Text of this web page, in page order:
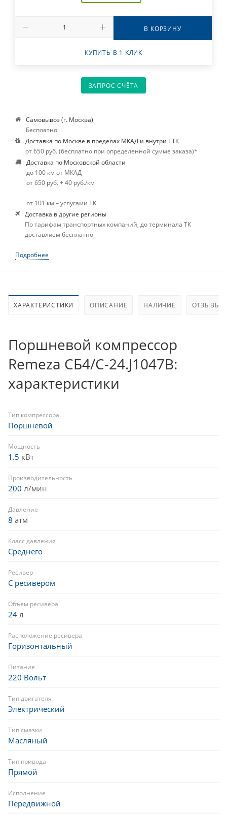
В КОРЗИНУ
КУПИТЬ В 1 КЛИК
ЗАПРОС СЧЁТА
Самовывоз (г. Москва)
Бесплатно
Доставка по Москве в пределах МКАД и внутри ТТК
от 650 руб. (бесплатно при определенной сумме заказа)*
Доставка по Московской области
до 100 км от МКАД -
от 650 руб. + 40 руб./км
от 101 км – услугами ТК
Доставка в другие регионы
По тарифам транспортных компаний, до терминала ТК
доставляем бесплатно
Подробнее
ХАРАКТЕРИСТИКИ ОПИСАНИЕ НАЛИЧИЕ ОТЗЫВЫ
Поршневой компрессор
Remeza СБ4/С-24.J1047B:
характеристики
Тип компрессора
Поршневой
Мощность
1.5 кВт
Производительность
200 л/мин
Давление
8 атм
Класс давления
Среднего
Ресивер
С ресивером
Объем ресивера
24 л
Расположение ресивера
Горизонтальный
Питание
220 Вольт
Тип двигателя
Электрический
Тип смазки
Масляный
Тип привода
Прямой
Исполнение
Передвижной